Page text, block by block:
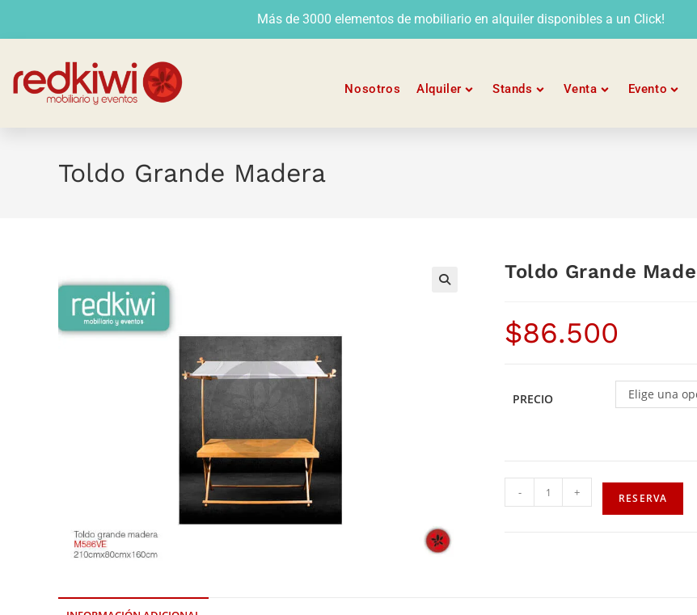
Más de 3000 elementos de mobiliario en alquiler disponibles a un Click!
Nosotros Alquiler Stands Venta Evento
Toldo Grande Madera
Toldo Grande
$86.500
PRECIO Elige una
- + RESERVA